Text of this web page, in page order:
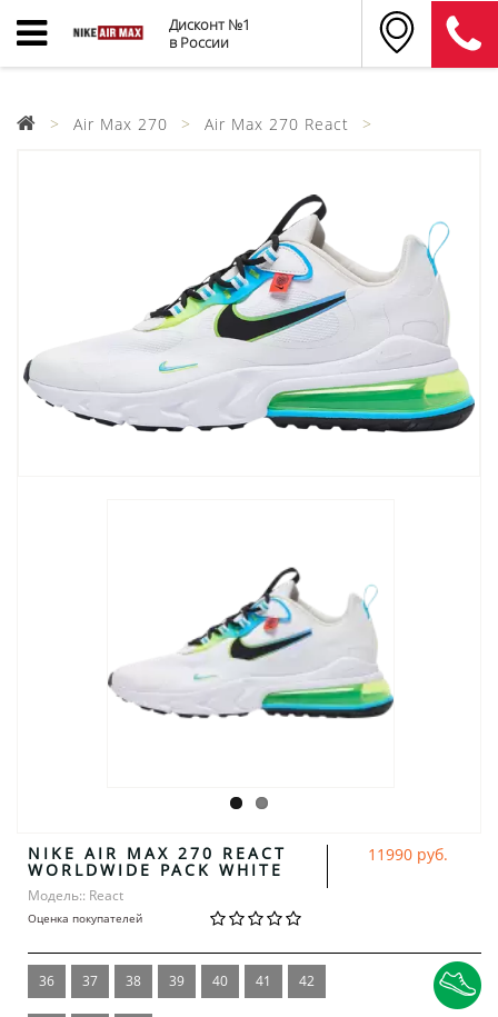
Дисконт №1
в России
Air Max 270 Air Max 270 React
NIKE AIR MAX 270 REACT
WORLDWIDE PACK WHITE
Модель:: React
Оценка покупателей
11990 руб.
36 37 38 39 40 41 42